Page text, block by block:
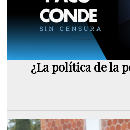
¿La política de la